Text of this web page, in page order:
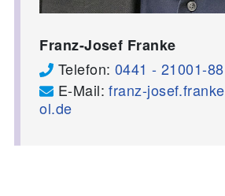
Franz-Josef Franke
Telefon: 0441 - 21001-88
E-Mail:franz-josef.franke
ol.de